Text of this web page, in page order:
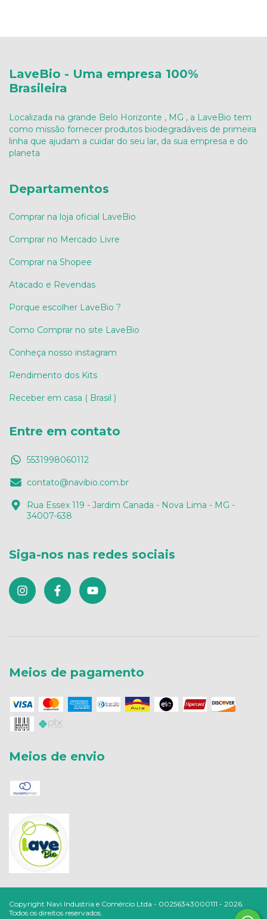
LaveBio - Uma empresa 100%
Brasileira
Localizada na grande Belo Horizonte , MG , a LaveBio tem
como missão fornecer produtos biodegradáveis de primeira
linha que ajudam a cuidar do seu lar, da sua empresa e do
planeta
Departamentos
Comprar na loja oficial LaveBio
Comprar no Mercado Livre
Comprar na Shopee
Atacado e Revendas
Porque escolher LaveBio ?
Como Comprar no site LaveBio
Conheça nosso instagram
Rendimento dos Kits
Receber em casa ( Brasil )
Entre em contato
5531998060112
contato@navibio.com.br
Rua Essex 119 - Jardim Canada - Nova Lima - MG -
34007-638
Siga-nos nas redes sociais
Meios de pagamento
Meios de envio
Copyright Navi Industria e Comércio Ltda - 00256343000111 - 2026.
Todos os direitos reservados.